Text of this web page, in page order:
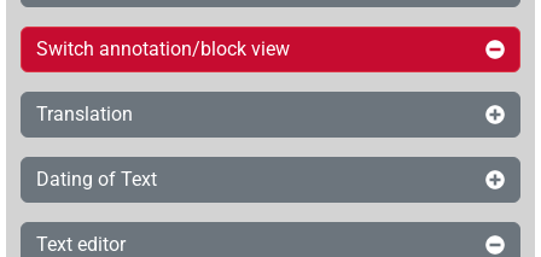
Switch annotation/block view
Translation
Dating of Text
Text editor